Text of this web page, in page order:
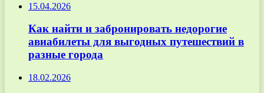
15.04.2026
Как найти и забронировать недорогие
авиабилеты для выгодных путешествий в
разные города
18.02.2026